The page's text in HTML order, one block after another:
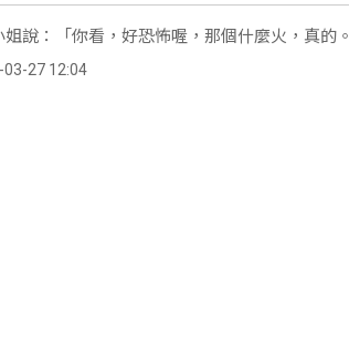
姐說：「你看，好恐怖喔，那個什麼火，真的。
03-27 12:04